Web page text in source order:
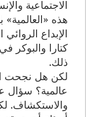
الاجتماعية
هذه «العالمية»
الإبداع
كتارا والبوكر
ذلك.
لكن هل نجحت
عالمية؟ سؤال
والاستكشاف.